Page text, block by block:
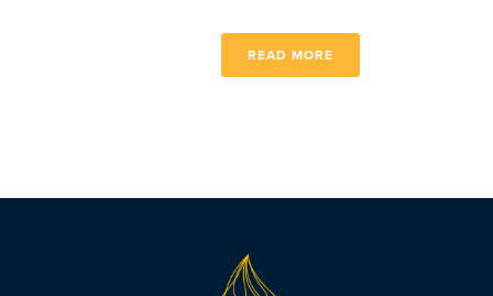
READ MORE